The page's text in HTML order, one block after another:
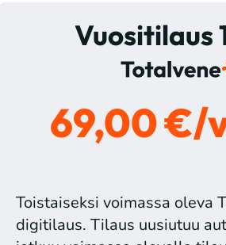
Vuositilaus
69,00 €/
Toistaiseksi voimassa oleva
digitilaus. Tilaus uusiutuu